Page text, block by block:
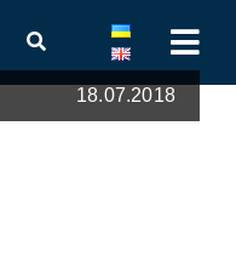
18.07.2018